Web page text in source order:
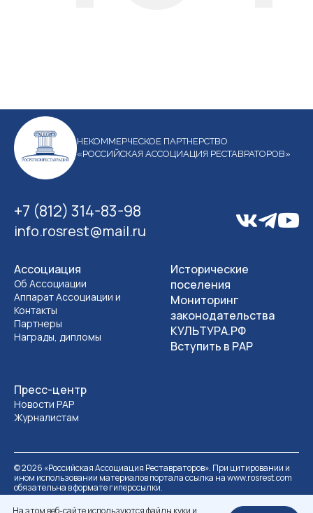
На этом веб-сайте используются файлы куки и
НЕКОММЕРЧЕСКОЕ ПАРТНЕРСТВО
«РОССИЙСКАЯ АССОЦИАЦИЯ РЕСТАВРАТОРОВ»
+7 (812) 314-83-98
info.rosrest@mail.ru
Ассоциация
Об Ассоциации
Аппарат Ассоциации и
Контакты
Партнеры
Награды, дипломы
Пресс-центр
Новости РАР
Журналистам
Исторические
поселения
Мониторинг
законодательства
КУЛЬТУРА.РФ
Вступить в РАР
©2026 «Российская Ассоциация Реставраторов». При цитировании и
ином использовании материалов портала ссылка на www.rosrest.com
обязательна в формате гиперссылки.
Политика обработки персональных данных
Разработка сайта